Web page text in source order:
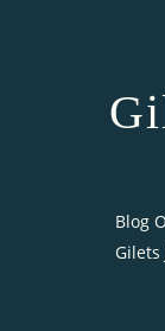
Blog